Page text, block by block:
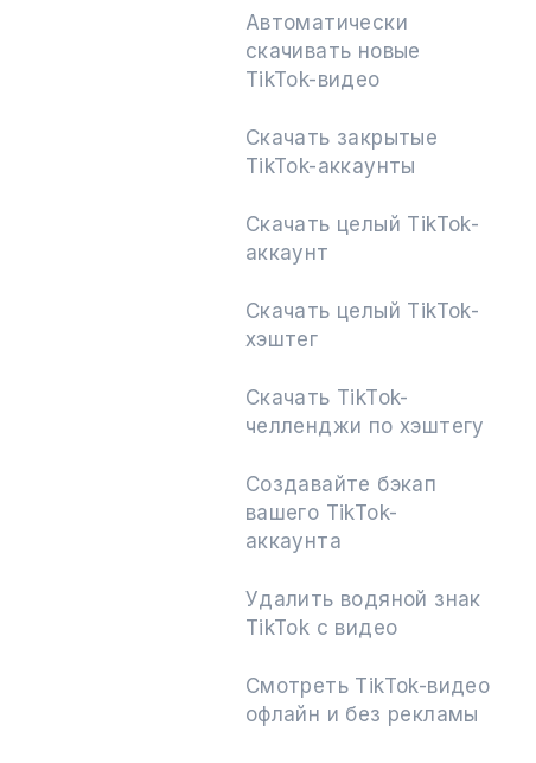
Подписаться
Автоматически
скачивать новые
TikTok-видео
Скачать закрытые
TikTok-аккаунты
Скачать целый TikTok-
аккаунт
Скачать целый TikTok-
хэштег
Скачать TikTok-
челленджи по хэштегу
Создавайте бэкап
вашего TikTok-
аккаунта
Удалить водяной знак
TikTok с видео
Смотреть TikTok-видео
офлайн и без рекламы